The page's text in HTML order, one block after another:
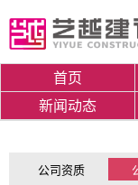
首页
新闻动态
公司资质